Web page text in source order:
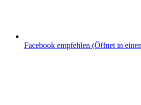
Facebook empfehlen (Öffnet in